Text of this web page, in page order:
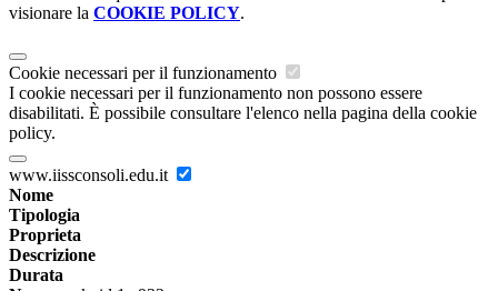
visionare la COOKIE POLICY.
Cookie necessari per il funzionamento
I cookie necessari per il funzionamento non possono essere
disabilitati. È possibile consultare l'elenco nella pagina della cookie
policy.
www.iissconsoli.edu.it
Nome
Tipologia
Proprieta
Descrizione
Durata